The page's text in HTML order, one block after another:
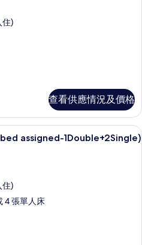
住)
查看供應情況及價格
assigned-1Double+2Single)
住)
4 張單人床